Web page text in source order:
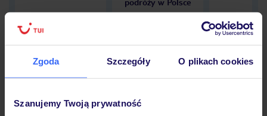
Zgoda Szczegóły O plikach cookies
Szanujemy Twoją prywatność
Hotel